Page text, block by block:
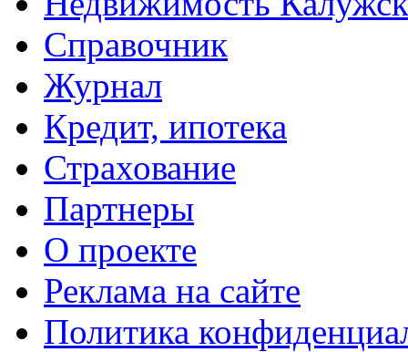
Справочник
Журнал
Кредит, ипотека
Страхование
Партнеры
O проекте
Реклама на сайте
Политика